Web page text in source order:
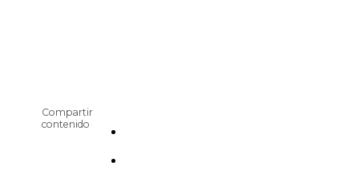
Compartir
contenido